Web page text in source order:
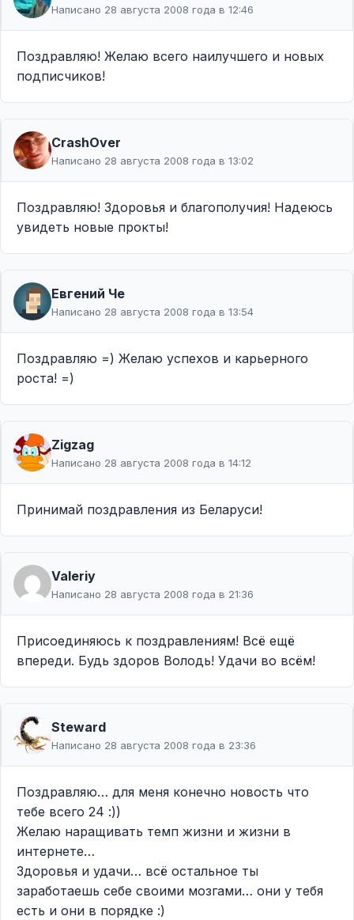
Написано 28 августа 2008 года в 12:46
Поздравляю! Желаю всего наилучшего и новых
подписчиков!
CrashOver
Написано 28 августа 2008 года в 13:02
Поздравляю! Здоровья и благополучия! Надеюсь
увидеть новые прокты!
Евгений Че
Написано 28 августа 2008 года в 13:54
Поздравляю =) Желаю успехов и карьерного
роста! =)
Zigzag
Написано 28 августа 2008 года в 14:12
Принимай поздравления из Беларуси!
Valeriy
Написано 28 августа 2008 года в 21:36
Присоединяюсь к поздравлениям! Всё ещё
впереди. Будь здоров Володь! Удачи во всём!
Steward
Написано 28 августа 2008 года в 23:36
Поздравляю… для меня конечно новость что
тебе всего 24 :))
Желаю наращивать темп жизни и жизни в
интернете…
Здоровья и удачи… всё остальное ты
заработаешь себе своими мозгами… они у тебя
есть и они в порядке :)